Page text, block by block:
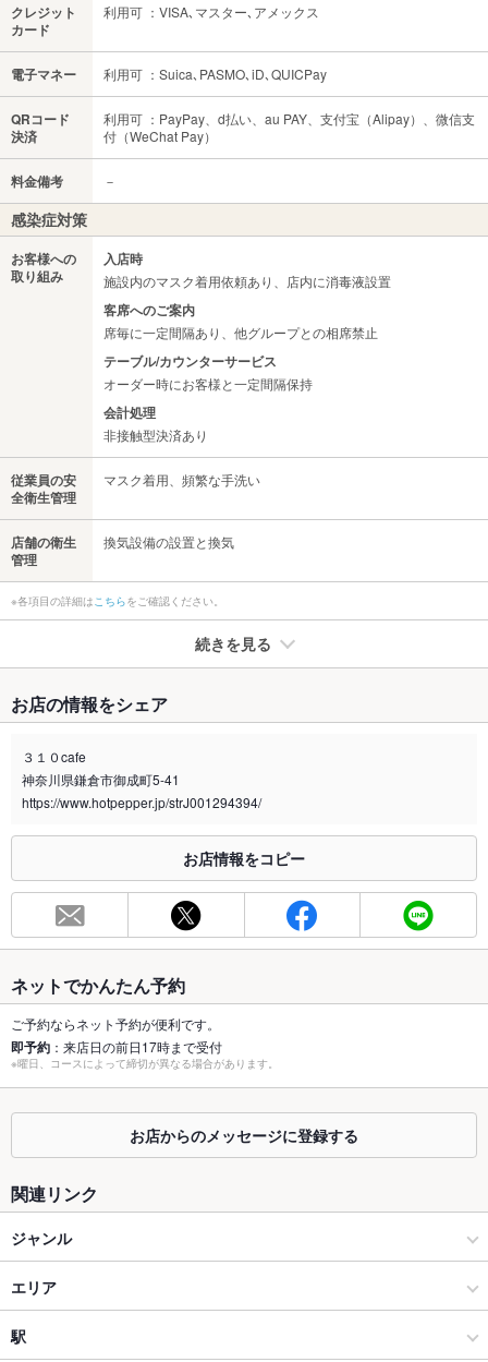
クレジット
カード
利用可 ：VISA､マスター､アメックス
電子マネー 利用可 ：Suica､PASMO､iD､QUICPay
QRコード
決済
利用可 ：PayPay、d払い、au PAY、支付宝（Alipay）、微信支
付（WeChat Pay）
料金備考 －
感染症対策
お客様への
取り組み
入店時
施設内のマスク着用依頼あり、店内に消毒液設置
客席へのご案内
席毎に一定間隔あり、他グループとの相席禁止
テーブル/カウンターサービス
オーダー時にお客様と一定間隔保持
会計処理
非接触型決済あり
従業員の安
全衛生管理
マスク着用、頻繁な手洗い
店舗の衛生
管理
換気設備の設置と換気
※各項目の詳細は こちらをご確認ください。
続きを見る
禁煙・喫煙 全席禁煙
喫煙専用室
※2020年4月1日～受動喫煙対策に関する法律が施行されています。正しい情報はお店へお問い
総席数 16席
最大宴会収
－
個室 なし
座敷 なし
掘りごたつ なし
ソファー
テラス席
設備
Wi-Fi
お店の情報をシェア
３１０cafe
神奈川県鎌倉市御成町5-41
https://www.hotpepper.jp/strJ001294394/
お店情報をコピー
ネットでかんたん予約
ご予約ならネット予約が便利です。
即予約 ：来店日の前日17時まで受付
※曜日、コースによって締切が異なる場合があります。
お店からのメッセージに登録する
関連リンク
ジャンル
カフェ・スイーツ
カフェ
エリア
鎌倉駅
駅